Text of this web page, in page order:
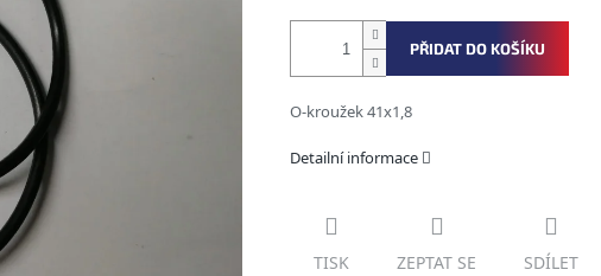
PŘIDAT DO KOŠÍKU
O-kroužek 41x1,8
Detailní informace
TISK ZEPTAT SE SDÍLET